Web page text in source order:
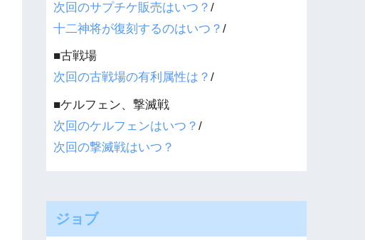
次回のサプチケ販売はいつ？/
十二神将が復刻するのはいつ？/
■古戦場
次回の古戦場の有利属性は？/
■ケルフェン、撃滅戦
次回のケルフェンはいつ？/
次回の撃滅戦はいつ？
ジョブ